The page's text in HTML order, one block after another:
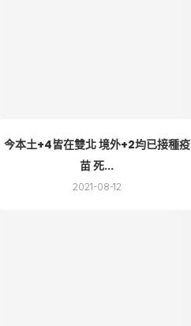
今本土+4皆在雙北 境外+2均已接種疫
苗 死...
2021-08-12